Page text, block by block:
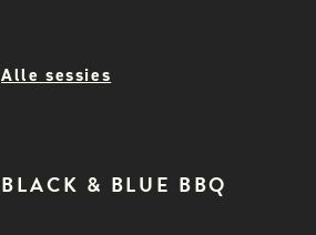
Alle sessies
BLACK & BLUE BBQ